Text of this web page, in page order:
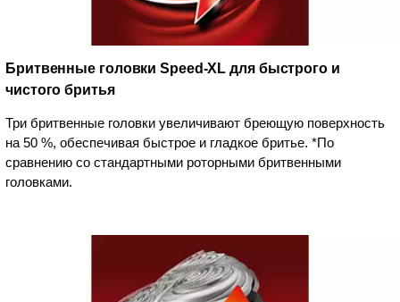
Бритвенные головки Speed-XL для быстрого и
чистого бритья
Три бритвенные головки увеличивают бреющую поверхность
на 50 %, обеспечивая быстрое и гладкое бритье. *По
сравнению со стандартными роторными бритвенными
головками.